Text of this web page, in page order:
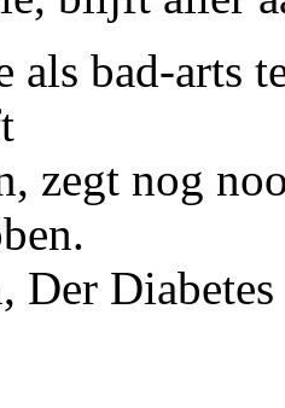
als bad-arts
zegt nog
Der